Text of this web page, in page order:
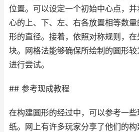
位置。可以设定一个初始中心点，
心的上、下、左、右各放置相等数
形的直径。接着，依照对称规则，
块。网格法能够确保所绘制的圆形
进行尝试。
## 参考现成教程
在构建圆形的经过中，可以参考一
纸。网上有许多玩家分享了他们的